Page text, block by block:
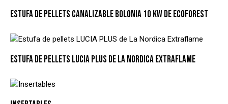
ESTUFA DE PELLETS CANALIZABLE BOLONIA 10 KW DE ECOFOREST
ESTUFA DE PELLETS LUCIA PLUS DE LA NORDICA EXTRAFLAME